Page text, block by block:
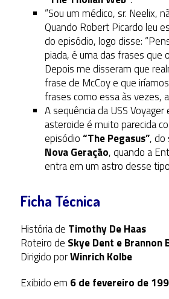
“Sou um médico, sr. Neelix,
Quando Robert Picardo leu
do episódio, logo disse:
piada, é uma das frases que
Depois me disseram que
frase de McCoy e que
frases como essa às vezes,
A sequência da USS
asteroide é muito parecida
episódio“The Pegasus”, do
Nova Geração, quando a
entra em um astro desse
Ficha Técnica
História de Timothy De Haas
Roteiro de Skye Dent e Brannon
Dirigido porWinrich Kolbe
Exibido em 6 de fevereiro de